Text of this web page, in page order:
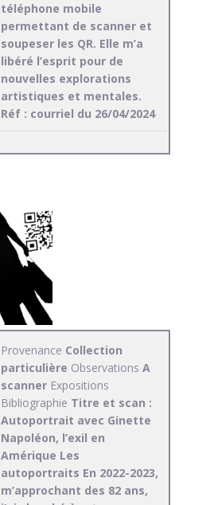
téléphone mobile
permettant de scanner et
soupeser les QR. Elle m’a
libéré l’esprit pour de
nouvelles explorations
artistiques et mentales.
Réf : courriel du 26/04/2024
Provenance Collection
particulière Observations A
scanner Expositions
Bibliographie Titre et scan :
Autoportrait avec Ginette
Napoléon, l’exil en
Amérique Les
autoportraits En 2022-2023,
m’approchant des 82 ans,